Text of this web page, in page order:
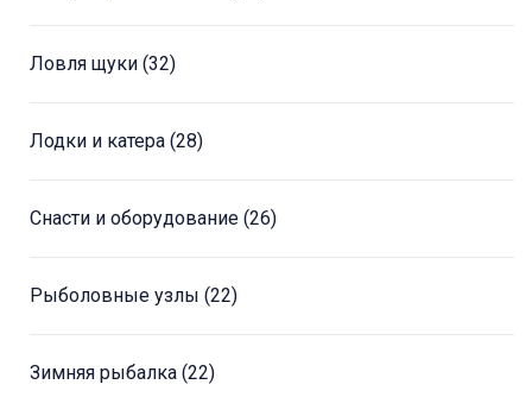
Ловля щуки (32)
Лодки и катера (28)
Снасти и оборудование (26)
Рыболовные узлы (22)
Зимняя рыбалка (22)